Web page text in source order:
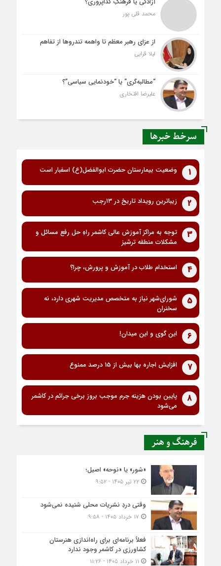
محمد قلی پور
از عزای رهبر معظم تا واهمه تندروها از تفاهم
لیلا قرایی
“مطالبه‌گری” یا “خودنمایی سیاسی”؟
علیرضا افتخاری
سرخط خبرها
1 وضعیت بیمارستان حضرت ابوالفضل(ع) اسفبار است
2 زیباترین رویداد تاریخ در ۱۳رجب
3
توجه به مراکز آموزش عالی کاشمر راهِ حل رفع مسائل و
مشکلات منطقه ترشیز
4 استخدام طلاب در آموزش و پرورش، چرا؟
5
شورای‌شهر نیاز به متخصص مدیریت شهری دارد، نه
سخنران
6 این گوی و این میدان!
7 افزایش اجاره بها بیش از 15 درصد ممنوع
8
پایین بودن هزینه جرم موجب بروز برخی جرائم در کاشمر
می‌شود
فرهنگ و هنر
«شور» یا «نوحه» اصیل؛
۲۲ تیر ۱۴۰۵ - ۹:۵۲
وقتی دردِ نشریات محلی شنیده نمی‌شود
فعلاً برنامه‌ای برای راه‌اندازی هنرستان
کشاورزی در کاشمر وجود ندارد